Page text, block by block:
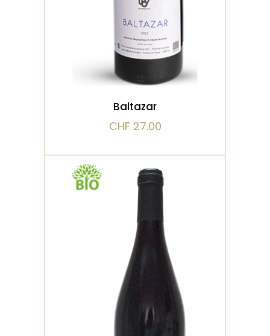
VOIR LE PRODUIT
Baltazar
CHF 27.00
ROUGE BIO
Vendange manuelle, presse
direct, pas de macération.
levure indigène, dose très